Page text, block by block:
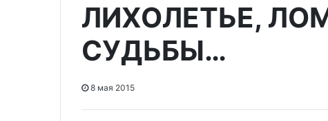
ЛИХОЛЕТЬЕ,
СУДЬБЫ…
8 мая 2015